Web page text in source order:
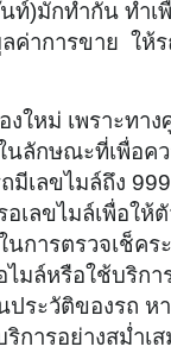
ท์)มักทำกัน ทำเ
ลค่าการขาย ให้
งใหม่ เพราะทา
ลักษณะที่เพื่อค
เลขไมล์ถึง
เลขไมล์เพื่อให้
นการตรวจเช็คร
ไมล์หรือใช้บริก
ประวัติของรถ ห
การอย่างสม่ำเ